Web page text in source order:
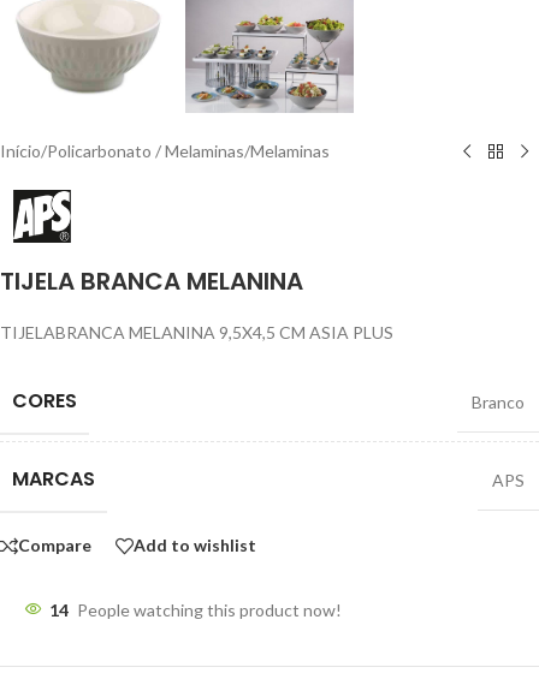
Início/Policarbonato / Melaminas/Melaminas
TIJELA BRANCA MELANINA
TIJELABRANCA MELANINA 9,5X4,5 CM ASIA PLUS
CORES Branco
MARCAS APS
Compare Add to wishlist
14 People watching this product now!